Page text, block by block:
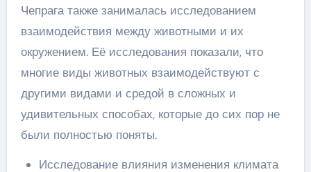
Чепрага также занималась исследованием
взаимодействия между животными и их
окружением. Её исследования показали, что
многие виды животных взаимодействуют с
другими видами и средой в сложных и
удивительных способах, которые до сих пор не
были полностью поняты.
Исследование влияния изменения климата